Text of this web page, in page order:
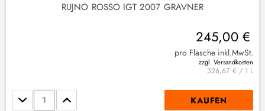
RUJNO ROSSO IGT 2007 GRAVNER
245,00 €
pro Flasche inkl.MwSt.
zzgl. Versandkosten
326,67 € / 1 L
Stückzahl KAUFEN